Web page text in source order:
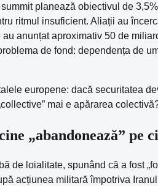
planează obiectivul de
ritmul insuficient. Aliații au
anunțat aproximativ 50 de
de fond: dependența de
europene: dacă securitatea
mai e apărarea
„abandonează” pe
de loialitate, spunând că a fost
acțiunea militară împotriva